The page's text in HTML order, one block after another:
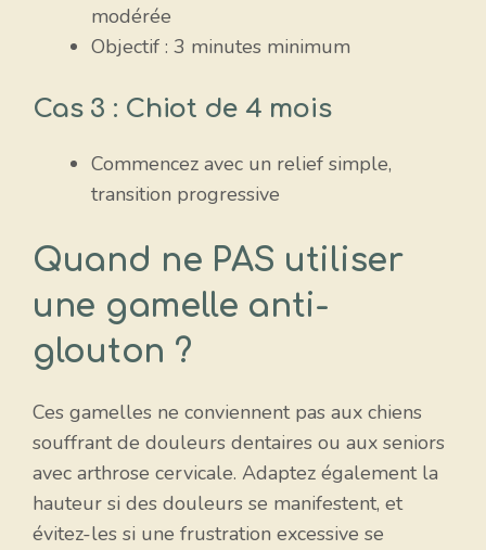
modérée
Objectif : 3 minutes minimum
Cas 3 : Chiot de 4 mois
Commencez avec un relief simple,
transition progressive
Quand ne PAS utiliser
une gamelle anti-
glouton ?
Ces gamelles ne conviennent pas aux chiens
souffrant de douleurs dentaires ou aux seniors
avec arthrose cervicale. Adaptez également la
hauteur si des douleurs se manifestent, et
évitez-les si une frustration excessive se